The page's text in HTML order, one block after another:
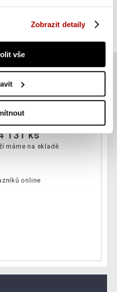
Zobrazit detaily
vše
Do košíku
skladem 1 ks
131 ks
máme na skladě
online